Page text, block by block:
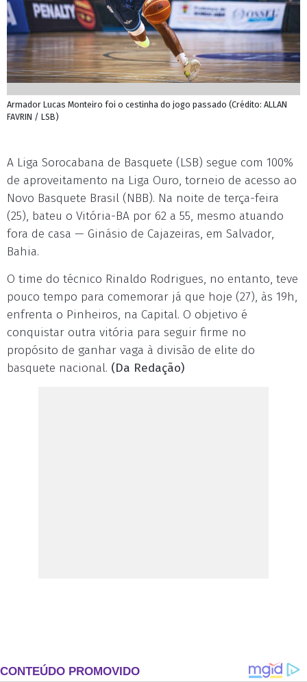
Armador Lucas Monteiro foi o cestinha do jogo passado (Crédito: ALLAN
FAVRIN / LSB)
A Liga Sorocabana de Basquete (LSB) segue com 100%
de aproveitamento na Liga Ouro, torneio de acesso ao
Novo Basquete Brasil (NBB). Na noite de terça-feira
(25), bateu o Vitória-BA por 62 a 55, mesmo atuando
fora de casa — Ginásio de Cajazeiras, em Salvador,
Bahia.
O time do técnico Rinaldo Rodrigues, no entanto, teve
pouco tempo para comemorar já que hoje (27), às 19h,
enfrenta o Pinheiros, na Capital. O objetivo é
conquistar outra vitória para seguir firme no
propósito de ganhar vaga à divisão de elite do
basquete nacional. (Da Redação)